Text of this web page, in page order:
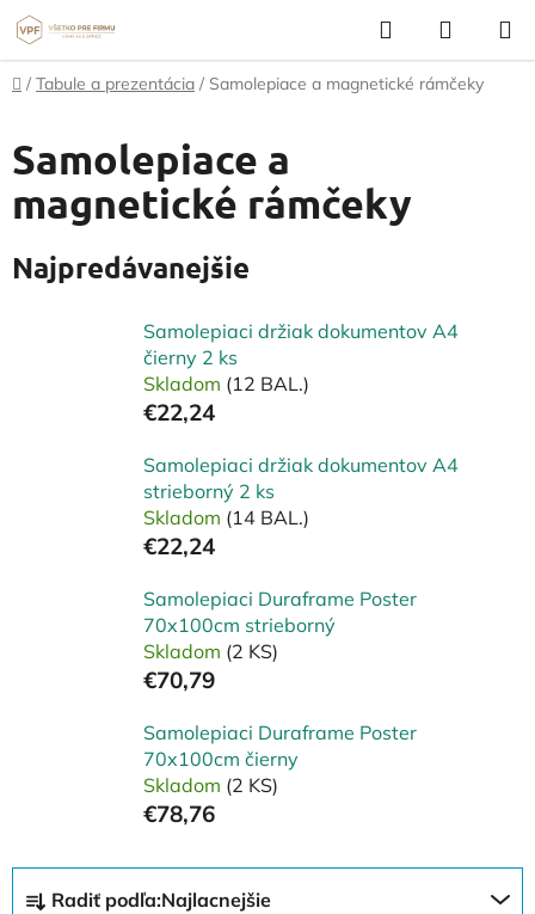
Prejsť
na
obsah
Hľadať
KOŠÍK
Domov
/ Tabule a prezentácia / Samolepiace a magnetické rámčeky
Samolepiace a
magnetické rámčeky
Najpredávanejšie
Samolepiaci držiak dokumentov A4
čierny 2 ks
Skladom (12 BAL.)
€22,24
Samolepiaci držiak dokumentov A4
strieborný 2 ks
Skladom (14 BAL.)
€22,24
Samolepiaci Duraframe Poster
70x100cm strieborný
Skladom (2 KS)
€70,79
Samolepiaci Duraframe Poster
70x100cm čierny
Skladom (2 KS)
€78,76
Radiť podľa:Najlacnejšie